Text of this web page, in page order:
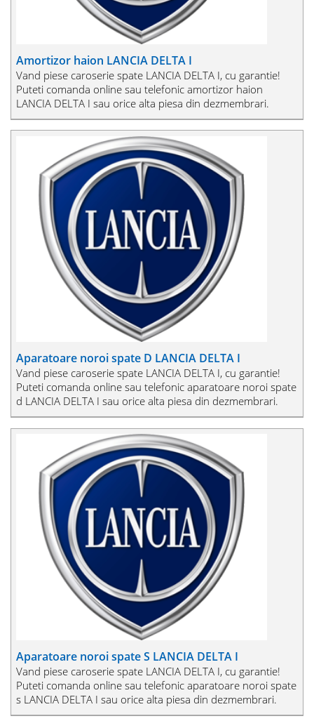
Amortizor haion LANCIA DELTA I
Vand piese caroserie spate LANCIA DELTA I, cu garantie!
Puteti comanda online sau telefonic amortizor haion
LANCIA DELTA I sau orice alta piesa din dezmembrari.
Aparatoare noroi spate D LANCIA DELTA I
Vand piese caroserie spate LANCIA DELTA I, cu garantie!
Puteti comanda online sau telefonic aparatoare noroi spate
d LANCIA DELTA I sau orice alta piesa din dezmembrari.
Aparatoare noroi spate S LANCIA DELTA I
Vand piese caroserie spate LANCIA DELTA I, cu garantie!
Puteti comanda online sau telefonic aparatoare noroi spate
s LANCIA DELTA I sau orice alta piesa din dezmembrari.